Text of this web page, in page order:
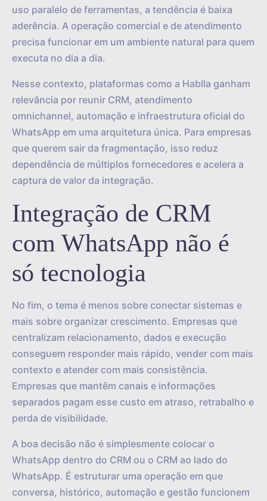
uso paralelo de ferramentas, a tendência é baixa
aderência. A operação comercial e de atendimento
precisa funcionar em um ambiente natural para quem
executa no dia a dia.
Nesse contexto, plataformas como a Hablla ganham
relevância por reunir CRM, atendimento
omnichannel, automação e infraestrutura oficial do
WhatsApp em uma arquitetura única. Para empresas
que querem sair da fragmentação, isso reduz
dependência de múltiplos fornecedores e acelera a
captura de valor da integração.
Integração de CRM
com WhatsApp não é
só tecnologia
No fim, o tema é menos sobre conectar sistemas e
mais sobre organizar crescimento. Empresas que
centralizam relacionamento, dados e execução
conseguem responder mais rápido, vender com mais
contexto e atender com mais consistência.
Empresas que mantêm canais e informações
separados pagam esse custo em atraso, retrabalho e
perda de visibilidade.
A boa decisão não é simplesmente colocar o
WhatsApp dentro do CRM ou o CRM ao lado do
WhatsApp. É estruturar uma operação em que
conversa, histórico, automação e gestão funcionem